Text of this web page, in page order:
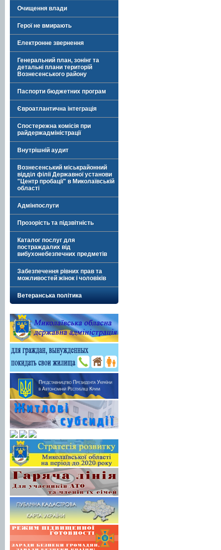
Очищення влади
Герої не вмирають
Електронне звернення
Генеральний план, зонінг та
детальні плани територій
Вознесенського району
Паспорти бюджетних програм
Євроатлантична інтеграція
Спостережна комісія при
райдержадміністрації
Внутрішній аудит
Вознесенський міськрайонний
відділ філії Державної установи
"Центр пробації" в Миколаївській
області
Адмінпослуги
Прозорість та підзвітність
Каталог послуг для
постраждалих від
вибухонебезпечних предметів
Забезпечення рівних прав та
можливостей жінок і чоловіків
Ветеранська політика